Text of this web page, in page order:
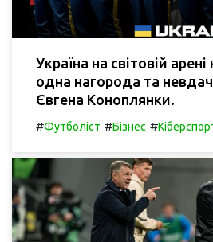
Україна на світовій
одна нагорода та
Євгена Коноплянки.
#Футболіст #Бізнес #